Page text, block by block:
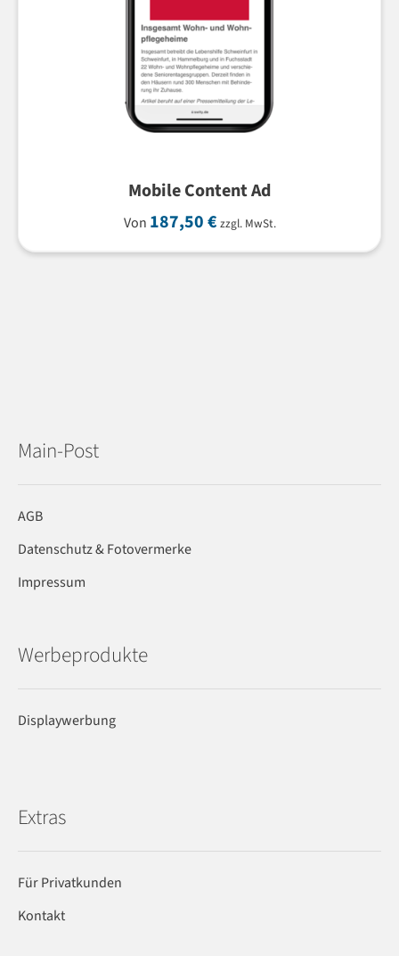
Mobile Content Ad
Von 187,50€ zzgl. MwSt.
Main-Post
AGB
Datenschutz & Fotovermerke
Impressum
Werbeprodukte
Displaywerbung
Extras
Für Privatkunden
Kontakt